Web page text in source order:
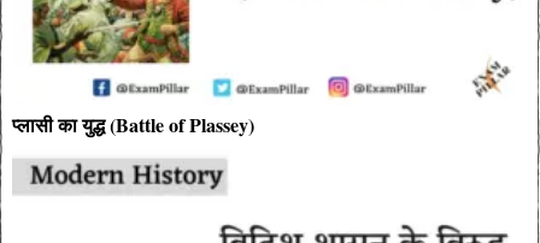
प्लासी का युद्ध (Battle of Plassey)